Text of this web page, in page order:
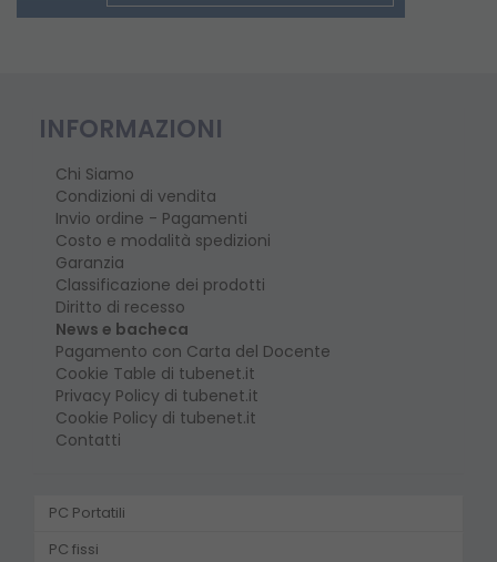
INFORMAZIONI
Chi Siamo
Condizioni di vendita
Invio ordine - Pagamenti
Costo e modalità spedizioni
Garanzia
Classificazione dei prodotti
Diritto di recesso
News e bacheca
Pagamento con Carta del Docente
Cookie Table di tubenet.it
Privacy Policy di tubenet.it
Cookie Policy di tubenet.it
Contatti
PC Portatili
PC fissi